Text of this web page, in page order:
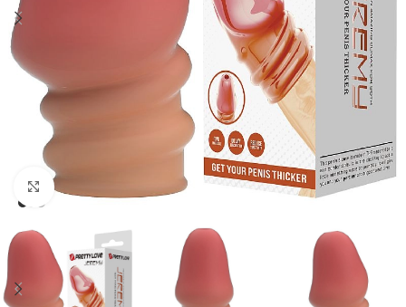
Clique para ampliar